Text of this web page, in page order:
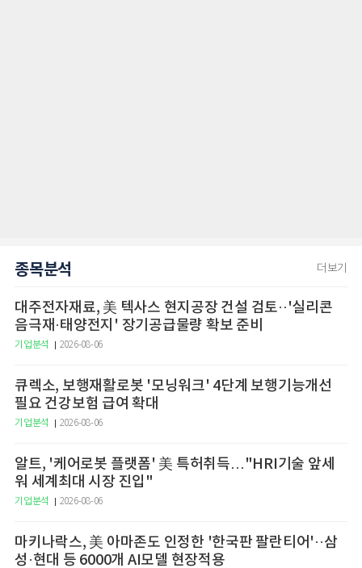
종목분석 더보기
대주전자재료, 美 텍사스 현지공장 건설 검토··'실리콘
음극재·태양전지' 장기공급물량 확보 준비
기업분석 2026-08-06
큐렉소, 보행재활로봇 '모닝워크' 4단계 보행기능개선
필요 건강보험 급여 확대
기업분석 2026-08-06
알트, '케어로봇 플랫폼' 美 특허취득…"HRI기술 앞세
워 세계최대 시장 진입"
기업분석 2026-08-06
마키나락스, 美 아마존도 인정한 '한국판 팔란티어'··삼
성·현대 등 6000개 AI모델 현장적용